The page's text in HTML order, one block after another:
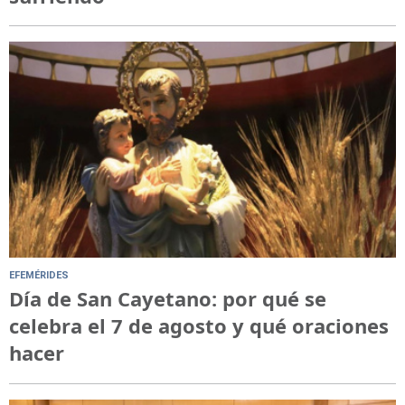
EFEMÉRIDES
Día de San Cayetano: por qué se
celebra el 7 de agosto y qué oraciones
hacer